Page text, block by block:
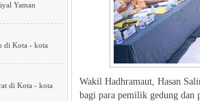
Yaman
di Kota - kota
di Kota - kota
Wakil Hadhramaut, Hasan
bagi para pemilik gedung